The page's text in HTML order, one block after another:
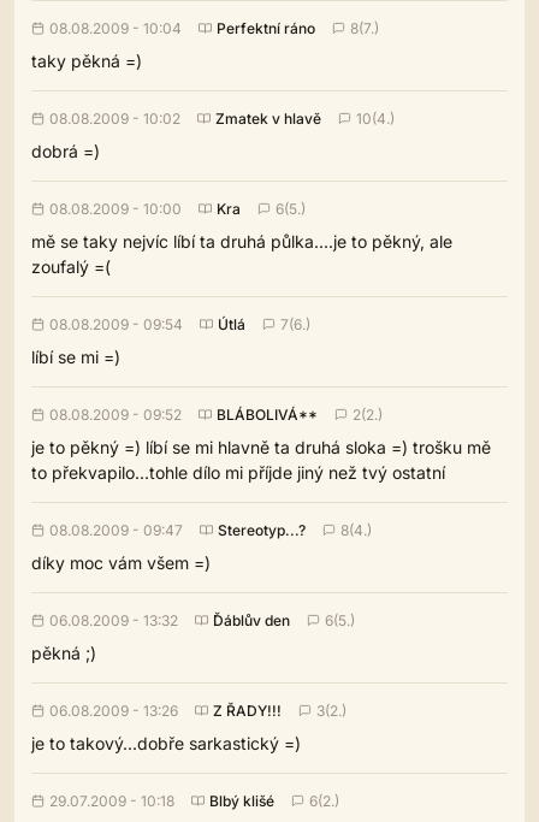
08.08.2009 - 10:04 Perfektní ráno 8(7.)
taky pěkná =)
08.08.2009 - 10:02 Zmatek v hlavě 10(4.)
dobrá =)
08.08.2009 - 10:00 Kra 6(5.)
mě se taky nejvíc líbí ta druhá půlka....je to pěkný, ale
zoufalý =(
08.08.2009 - 09:54 Útlá 7(6.)
líbí se mi =)
08.08.2009 - 09:52 BLÁBOLIVÁ** 2(2.)
je to pěkný =) líbí se mi hlavně ta druhá sloka =) trošku mě
to překvapilo...tohle dílo mi příjde jiný než tvý ostatní
08.08.2009 - 09:47 Stereotyp...? 8(4.)
díky moc vám všem =)
06.08.2009 - 13:32 Ďáblův den 6(5.)
pěkná ;)
06.08.2009 - 13:26 Z ŘADY!!! 3(2.)
je to takový...dobře sarkastický =)
29.07.2009 - 10:18 Blbý klišé 6(2.)